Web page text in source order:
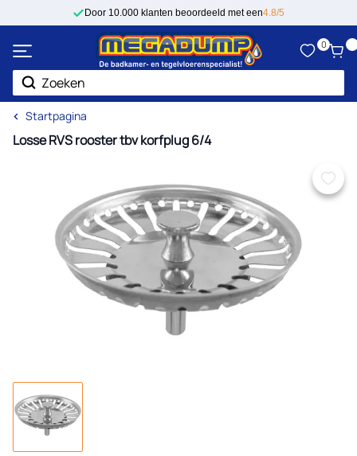
Ga naar de inhoudDoor 10.000 klanten beoordeeld met een4.8/5
Zoek
0
Startpagina
Losse RVS rooster tbv korfplug 6/4